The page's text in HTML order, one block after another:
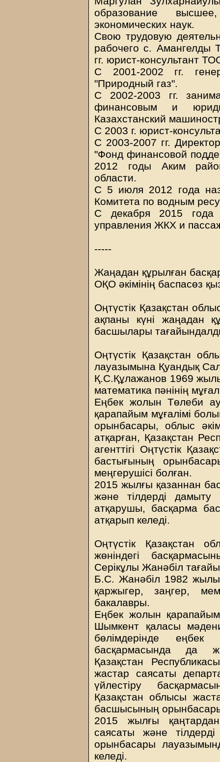
образование
экономических наук.
Свою трудовую
рабочего с. Амангелды
гг. юрист-консультант
С 2001-2002 гг.
"Природный газ".
С 2002-2003 гг.
финансовым и
Казахстанский
С 2003 г. юрист-
С 2003-2007 гг.
"Фонд финансовой
2012 годы Аким
области.
С 5 июля 2012 года
Комитета по водным
С декабря 2015 года
управления ЖКХ и
-----
Жаңадан құрылған
ОҚО әкімінің баспасөз
Оңтүстік Қазақстан
ақпаны күні жаңадан
басшылары
Оңтүстік Қазақстан
лауазымына Қуандық
Қ.С.Құлажанов 1969
математика пәнінің
Еңбек жолын Төлеби
қарапайым мұғалімі
орынбасары, облыс
атқарған, Қазақстан
агенттігі Оңтүстік
бастығының
меңгерушісі болған.
2015 жылғы қазаннан
және тілдерді дамыту
атқарушы, басқарма
атқарып келеді.
Оңтүстік Қазақстан
жөніндегі
Серікұлы Жанәбіл
Б.С. Жанәбіл 1982 жылы
қаржыгер, заңгер,
бакалавры.
Еңбек жолын
Шымкент қаласы
бөлімдерінде
басқармасында да
Қазақстан
жастар саясаты
үйлестіру
Қазақстан облысы
басшысының
2015 жылғы
саясаты және
орынбасары
келеді.